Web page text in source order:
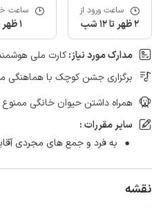
ساعت ورود از
2 ظهر تا 12 شب
ساعت
1 ظهر
مدارک مورد نیاز:کارت ملی
برگزاری جشن کوچک با هماهنگی
همراه داشتن حیوان خانگی
سایر مقررات :
به فرد و جمع های مجردی
نقشه